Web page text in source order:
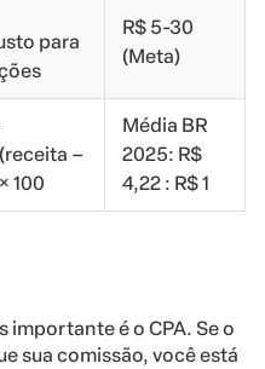
para
R$ 5-30
(Meta)
–
100
Média BR
2025: R$
4,22 : R$ 1
importante é o CPA. Se o
sua comissão, você está